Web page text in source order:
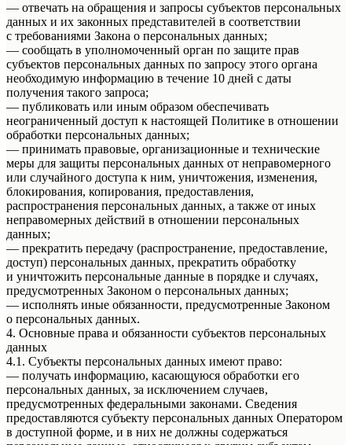
— отвечать на обращения и запросы субъектов персональных
данных и их законных представителей в соответствии
с требованиями Закона о персональных данных;
— сообщать в уполномоченный орган по защите прав
субъектов персональных данных по запросу этого органа
необходимую информацию в течение 10 дней с даты
получения такого запроса;
— публиковать или иным образом обеспечивать
неограниченный доступ к настоящей Политике в отношении
обработки персональных данных;
— принимать правовые, организационные и технические
меры для защиты персональных данных от неправомерного
или случайного доступа к ним, уничтожения, изменения,
блокирования, копирования, предоставления,
распространения персональных данных, а также от иных
неправомерных действий в отношении персональных
данных;
— прекратить передачу (распространение, предоставление,
доступ) персональных данных, прекратить обработку
и уничтожить персональные данные в порядке и случаях,
предусмотренных Законом о персональных данных;
— исполнять иные обязанности, предусмотренные Законом
о персональных данных.
4. Основные права и обязанности субъектов персональных
данных
4.1. Субъекты персональных данных имеют право:
— получать информацию, касающуюся обработки его
персональных данных, за исключением случаев,
предусмотренных федеральными законами. Сведения
предоставляются субъекту персональных данных Оператором
в доступной форме, и в них не должны содержаться